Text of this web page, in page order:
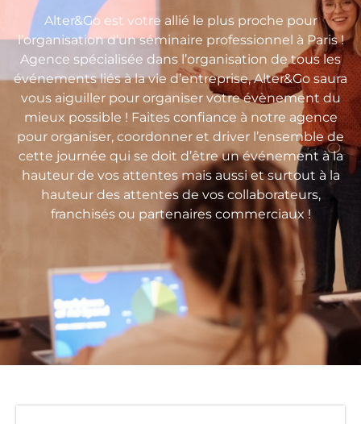
Alter&Go est votre allié le plus proche pour
l’organisation d’un séminaire professionnel à Paris !
Agence spécialisée dans l’organisation de tous les
événements liés à la vie d’entreprise, Alter&Go saura
vous aiguiller pour organiser votre évènement du
mieux possible ! Faites confiance à notre agence
pour organiser, coordonner et driver l’ensemble de
cette journée qui se doit d’être un événement à la
hauteur de vos attentes mais aussi et surtout à la
hauteur des attentes de vos collaborateurs,
franchisés ou partenaires commerciaux !